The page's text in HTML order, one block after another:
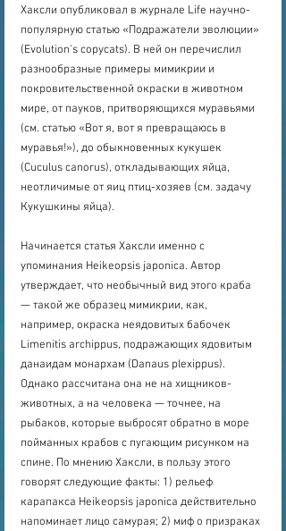
Хаксли опубликовал в журнале Life научно-
популярную статью «Подражатели эволюции»
(Evolution's copycats). В ней он перечислил
разнообразные примеры мимикрии и
покровительственной окраски в животном
мире, от пауков, притворяющихся муравьями
(см. статью «Вот я, вот я превращаюсь в
муравья!»), до обыкновенных кукушек
(Cuculus canorus), откладывающих яйца,
неотличимые от яиц птиц-хозяев (см. задачу
Кукушкины яйца).
Начинается статья Хаксли именно с
упоминания Heikeopsis japonica. Автор
утверждает, что необычный вид этого краба
— такой же образец мимикрии, как,
например, окраска неядовитых бабочек
Limenitis archippus, подражающих ядовитым
данаидам монархам (Danaus plexippus).
Однако рассчитана она не на хищников-
животных, а на человека — точнее, на
рыбаков, которые выбросят обратно в море
пойманных крабов с пугающим рисунком на
спине. По мнению Хаксли, в пользу этого
говорят следующие факты: 1) рельеф
карапакса Heikeopsis japonica действительно
напоминает лицо самурая; 2) миф о призраках